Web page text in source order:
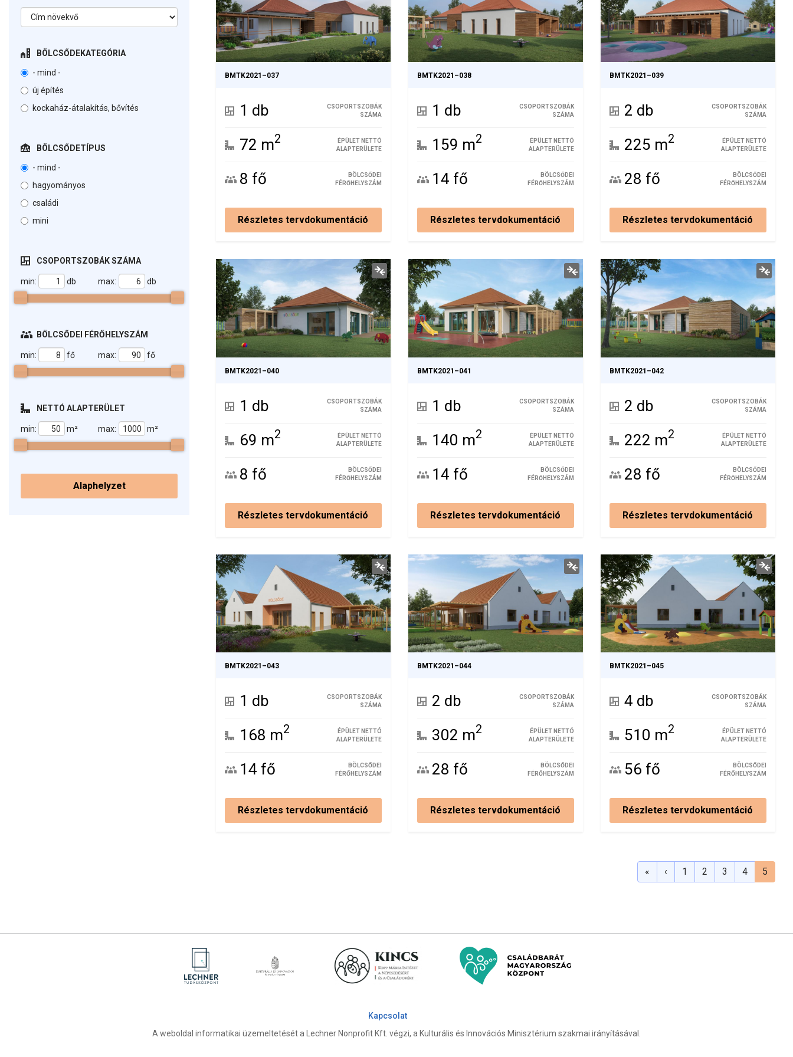
BÖLCSŐDEKATEGÓRIA
- mind -
új építés
kockaház-átalakítás, bővítés
BÖLCSŐDETÍPUS
- mind -
hagyományos
családi
mini
CSOPORTSZOBÁK SZÁMA
BÖLCSŐDEI FÉRŐHELYSZÁM
NETTÓ ALAPTERÜLET
Alaphelyzet
BMTK2021–037
1 db
CSOPORTSZOBÁK
SZÁMA
72 m2
ÉPÜLET NETTÓ
ALAPTERÜLETE
8 fő
BÖLCSŐDEI
FÉRŐHELYSZÁM
Részletes tervdokumentáció
BMTK2021–038
1 db
CSOPORTSZOBÁK
SZÁMA
159 m2
ÉPÜLET NETTÓ
ALAPTERÜLETE
14 fő
BÖLCSŐDEI
FÉRŐHELYSZÁM
Részletes tervdokumentáció
BMTK2021–039
2 db
CSOPORTSZOBÁK
SZÁMA
225 m2
ÉPÜLET NETTÓ
ALAPTERÜLETE
28 fő
BÖLCSŐDEI
FÉRŐHELYSZÁM
Részletes tervdokumentáció
BMTK2021–040
1 db
CSOPORTSZOBÁK
SZÁMA
69 m2
ÉPÜLET NETTÓ
ALAPTERÜLETE
8 fő
BÖLCSŐDEI
FÉRŐHELYSZÁM
Részletes tervdokumentáció
BMTK2021–041
1 db
CSOPORTSZOBÁK
SZÁMA
140 m2
ÉPÜLET NETTÓ
ALAPTERÜLETE
14 fő
BÖLCSŐDEI
FÉRŐHELYSZÁM
Részletes tervdokumentáció
BMTK2021–042
2 db
CSOPORTSZOBÁK
SZÁMA
222 m2
ÉPÜLET NETTÓ
ALAPTERÜLETE
28 fő
BÖLCSŐDEI
FÉRŐHELYSZÁM
Részletes tervdokumentáció
BMTK2021–043
1 db
CSOPORTSZOBÁK
SZÁMA
168 m2
ÉPÜLET NETTÓ
ALAPTERÜLETE
14 fő
BÖLCSŐDEI
FÉRŐHELYSZÁM
Részletes tervdokumentáció
BMTK2021–044
2 db
CSOPORTSZOBÁK
SZÁMA
302 m2
ÉPÜLET NETTÓ
ALAPTERÜLETE
28 fő
BÖLCSŐDEI
FÉRŐHELYSZÁM
Részletes tervdokumentáció
BMTK2021–045
4 db
CSOPORTSZOBÁK
SZÁMA
510 m2
ÉPÜLET NETTÓ
ALAPTERÜLETE
56 fő
BÖLCSŐDEI
FÉRŐHELYSZÁM
Részletes tervdokumentáció
« ‹ 1 2 3 4 5
Kapcsolat
A weboldal informatikai üzemeltetését a Lechner Nonprofit Kft. végzi, a Kulturális és Innovációs Minisztérium szakmai irányításával.